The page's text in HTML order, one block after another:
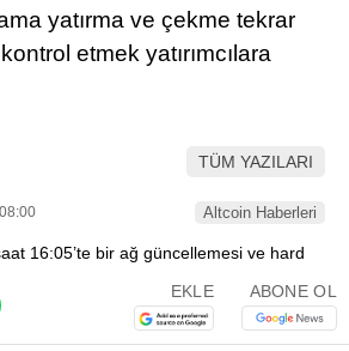
yatırma ve çekme tekrar
etmek yatırımcılara
TÜM YAZILARI
Altcoin Haberleri
EKLE ABONE OL